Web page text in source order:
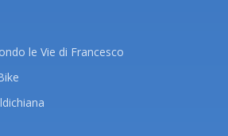
le Vie di Francesco